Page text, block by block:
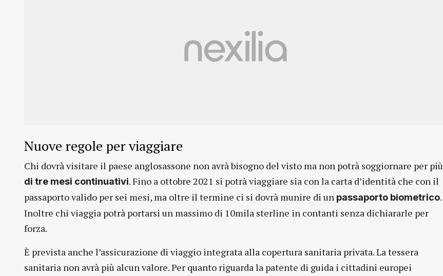
Nuove regole per viaggiare
Chi dovrà visitare il paese anglosassone non avrà bisogno del visto ma non potrà soggiornare per più
di tre mesi continuativi. Fino a ottobre 2021 si potrà viaggiare sia con la carta d’identità che con il
passaporto valido per sei mesi, ma oltre il termine ci si dovrà munire di un passaporto biometrico.
Inoltre chi viaggia potrà portarsi un massimo di 10mila sterline in contanti senza dichiararle per
forza.
È prevista anche l’assicurazione di viaggio integrata alla copertura sanitaria privata. La tessera
sanitaria non avrà più alcun valore. Per quanto riguarda la patente di guida i cittadini europei